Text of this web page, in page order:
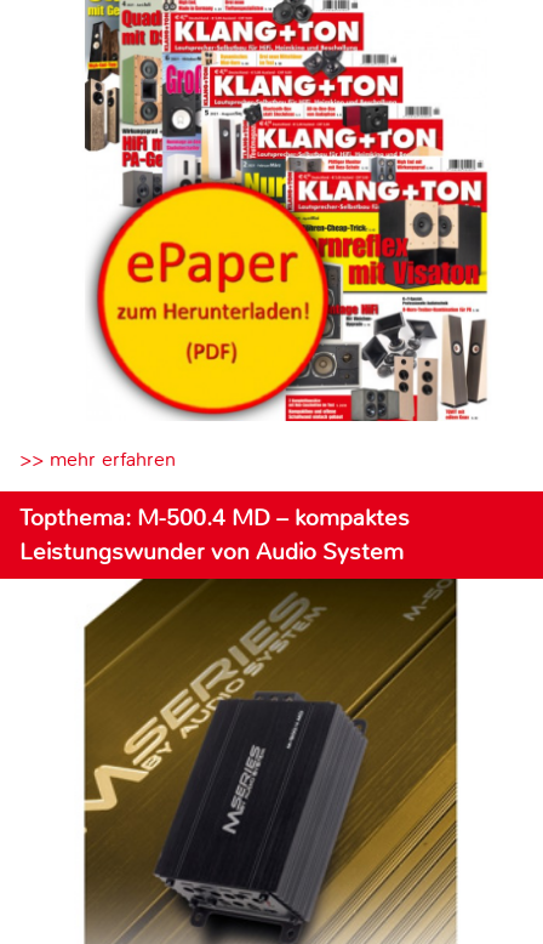
>> mehr erfahren
Topthema: M-500.4 MD – kompaktes
Leistungswunder von Audio System